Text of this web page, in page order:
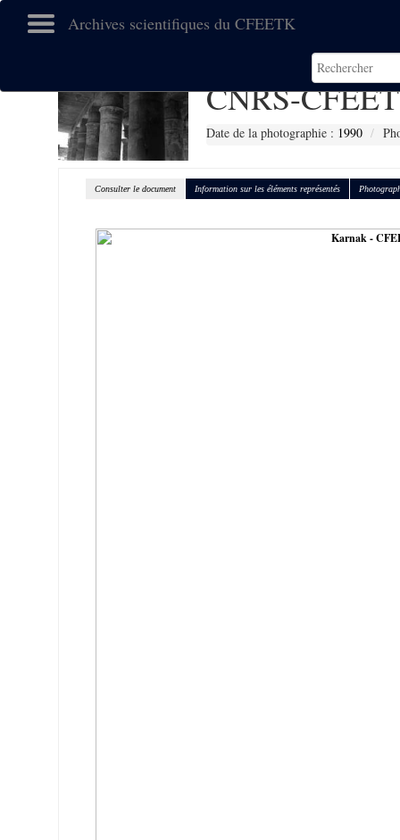
Archives scientifiques du CFEETK
CNRS-
Date de la photographie : 1990
Consulter le document Information sur les éléments représentés